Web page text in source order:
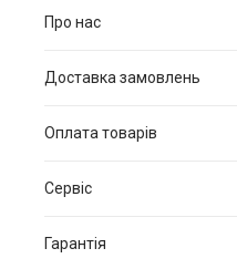
Про нас
Доставка замовлень
Оплата товарів
Сервіс
Гарантія